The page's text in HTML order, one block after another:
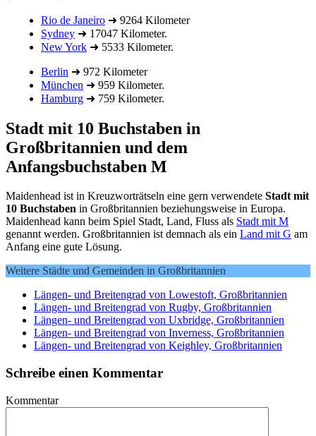
Rio de Janeiro ➜ 9264 Kilometer
Sydney ➜ 17047 Kilometer.
New York ➜ 5533 Kilometer.
Berlin ➜ 972 Kilometer
München ➜ 959 Kilometer.
Hamburg ➜ 759 Kilometer.
Stadt mit 10 Buchstaben in
Großbritannien und dem
Anfangsbuchstaben M
Maidenhead ist in Kreuzworträtseln eine gern verwendete Stadt mit
10 Buchstaben in Großbritannien beziehungsweise in Europa.
Maidenhead kann beim Spiel Stadt, Land, Fluss als Stadt mit M
genannt werden. Großbritannien ist demnach als ein Land mit G am
Anfang eine gute Lösung.
Weitere Städte und Gemeinden in Großbritannien
Längen- und Breitengrad von Lowestoft, Großbritannien
Längen- und Breitengrad von Rugby, Großbritannien
Längen- und Breitengrad von Uxbridge, Großbritannien
Längen- und Breitengrad von Inverness, Großbritannien
Längen- und Breitengrad von Keighley, Großbritannien
Schreibe einen Kommentar
Kommentar